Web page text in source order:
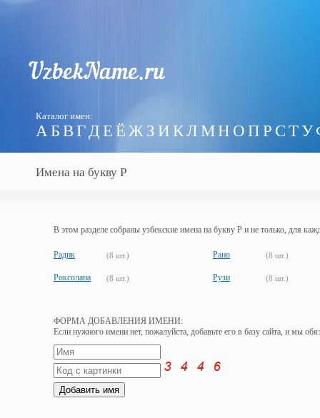
Каталог имен:
АБ ВГД Е Ё Ж З И КЛ МН О П Р С ТУ
Имена на букву Р
В этом разделе собраны узбекские имена на букву Р и не только, для
Радик (8 шт.) Рано (8 шт.)
Роксолана (8 шт.) Рузи (8 шт.)
ФОРМА ДОБАВЛЕНИЯ ИМЕНИ:
Если нужного имени нет, пожалуйста, добавьте его в базу сайта, и мы